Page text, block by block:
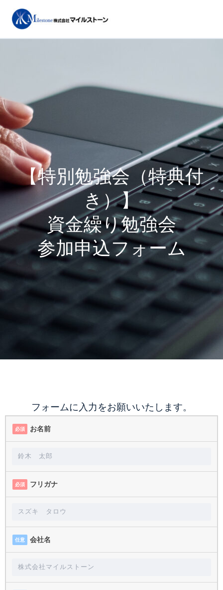
を
【特別勉強会（特典付
き）】
資金繰り勉強会
参加申込フォーム
フォームに入力をお願いいたします。
必須 お名前
必須 フリガナ
任意 会社名